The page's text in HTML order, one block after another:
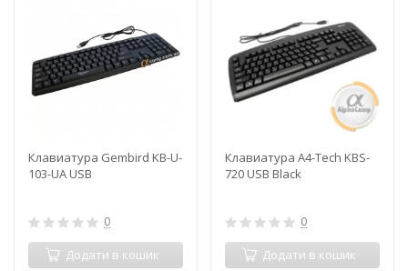
Клавиатура Gembird KB-U-
103-UA USB
0
Додати в кошик
Клавиатура A4-Tech KBS-
720 USB Black
0
Додати в кошик